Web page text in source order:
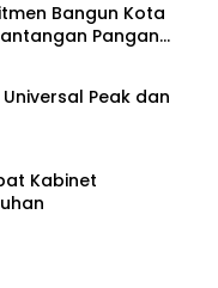
Bangun Kota
Pangan
Peak dan
Kabinet